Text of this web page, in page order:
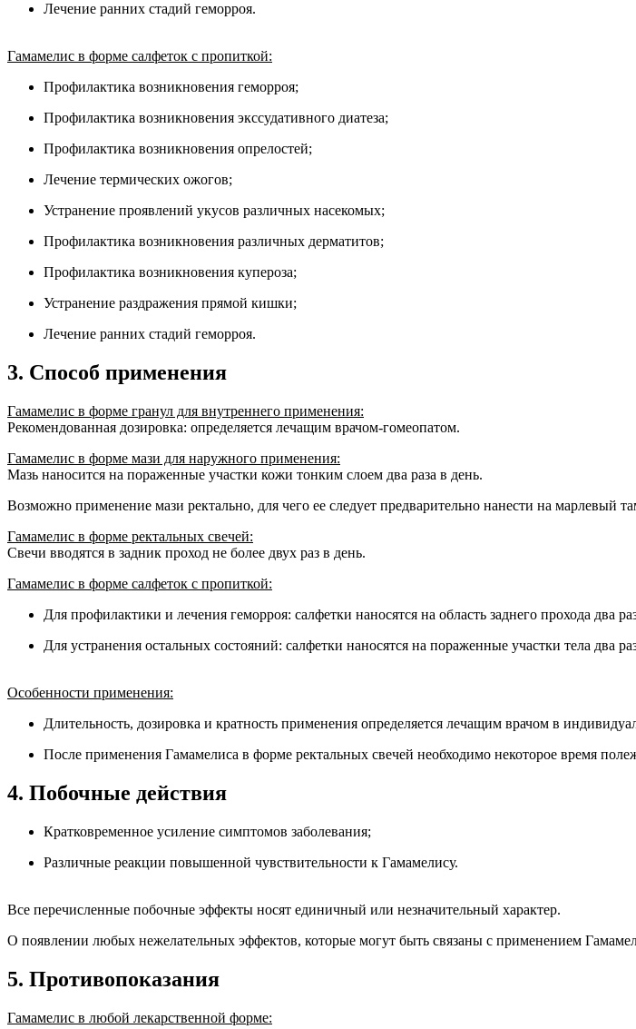
Лечение ранних стадий геморроя.
Гамамелис в форме салфеток с пропиткой:
Профилактика возникновения геморроя;
Профилактика возникновения экссудативного диатеза;
Профилактика возникновения опрелостей;
Лечение термических ожогов;
Устранение проявлений укусов различных насекомых;
Профилактика возникновения различных дерматитов;
Профилактика возникновения купероза;
Устранение раздражения прямой кишки;
Лечение ранних стадий геморроя.
3. Способ применения
Гамамелис в форме гранул для внутреннего применения:
Рекомендованная дозировка: определяется лечащим врачом-гомеопатом.
Гамамелис в форме мази для наружного применения:
Мазь наносится на пораженные участки кожи тонким слоем два раза в день.
Возможно применение мази ректально, для чего ее следует предварительно нанести на марлевый
Гамамелис в форме ректальных свечей:
Свечи вводятся в задник проход не более двух раз в день.
Гамамелис в форме салфеток с пропиткой:
Для профилактики и лечения геморроя: салфетки наносятся на область заднего прохода два
Для устранения остальных состояний: салфетки наносятся на пораженные участки тела два
Особенности применения:
Длительность, дозировка и кратность применения определяется лечащим врачом в
После применения Гамамелиса в форме ректальных свечей необходимо некоторое время
4. Побочные действия
Кратковременное усиление симптомов заболевания;
Различные реакции повышенной чувствительности к Гамамелису.
Все перечисленные побочные эффекты носят единичный или незначительный характер.
О появлении любых нежелательных эффектов, которые могут быть связаны с применением
5. Противопоказания
Гамамелис в любой лекарственной форме: